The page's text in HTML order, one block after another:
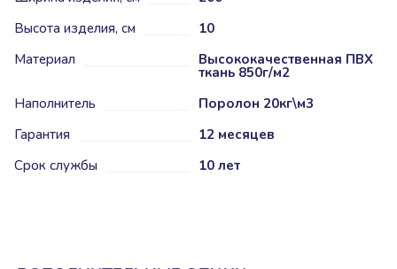
Высота изделия, см
10
Материал
Высококачественная ПВХ
ткань 850г/м2
Наполнитель
Поролон 20кг\м3
Гарантия
12 месяцев
Срок службы
10 лет